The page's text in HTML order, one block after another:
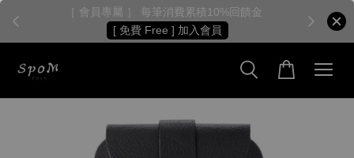
［ 會員專屬 ］ 每筆消費累積10%回饋金
[ 免費 Free ] 加入會員